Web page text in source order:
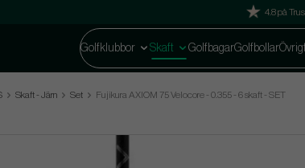
4.8 på
Golfklubbor Skaft GolfbagarGolfbollarÖvrigt
Skaft - Järn Set Fujikura AXIOM 75 Velocore - 0.355 - 6 skaft - SET